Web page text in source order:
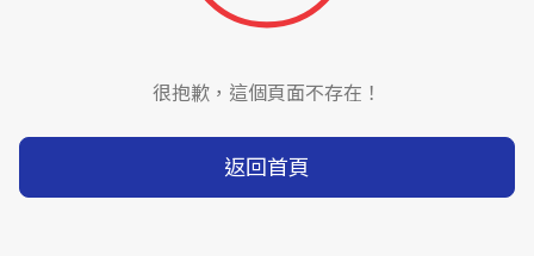
很抱歉，這個頁面不存在！
返回首頁